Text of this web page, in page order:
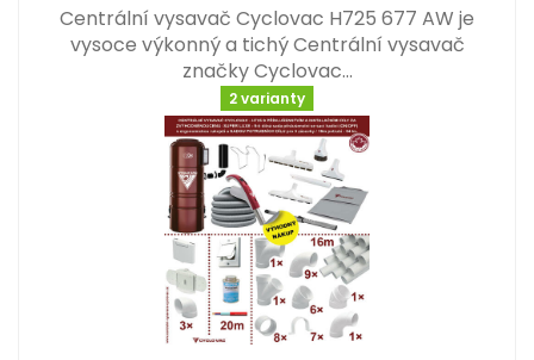
Centrální vysavač Cyclovac H725 677 AW je
vysoce výkonný a tichý Centrální vysavač
značky Cyclovac…
2 varianty